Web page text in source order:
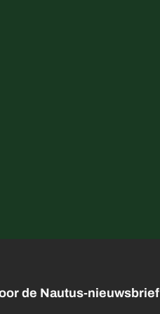
de Nautus-nieuwsbrief